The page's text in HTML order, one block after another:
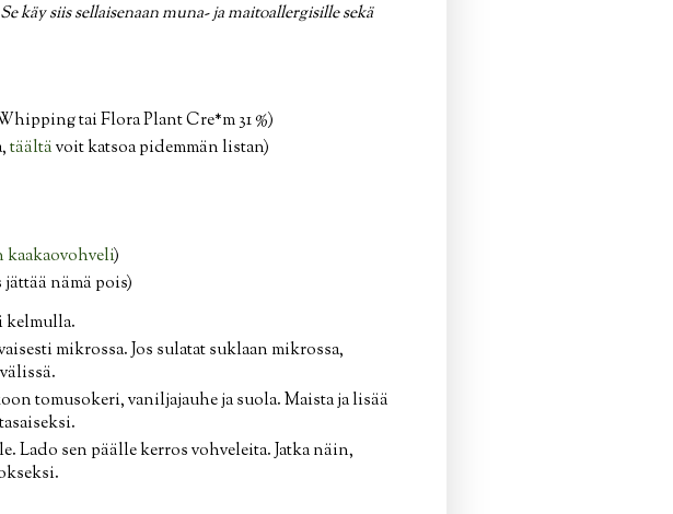
siis sellaisenaan muna- ja maitoallergisille sekä
tai Flora Plant Cre*m 31 %)
täältävoit katsoa pidemmän listan)
)
nämä pois)
kelmulla.
mikrossa. Jos sulatat suklaan mikrossa,
tomusokeri, vaniljajauhe ja suola. Maista ja lisää
Lado sen päälle kerros vohveleita. Jatka näin,